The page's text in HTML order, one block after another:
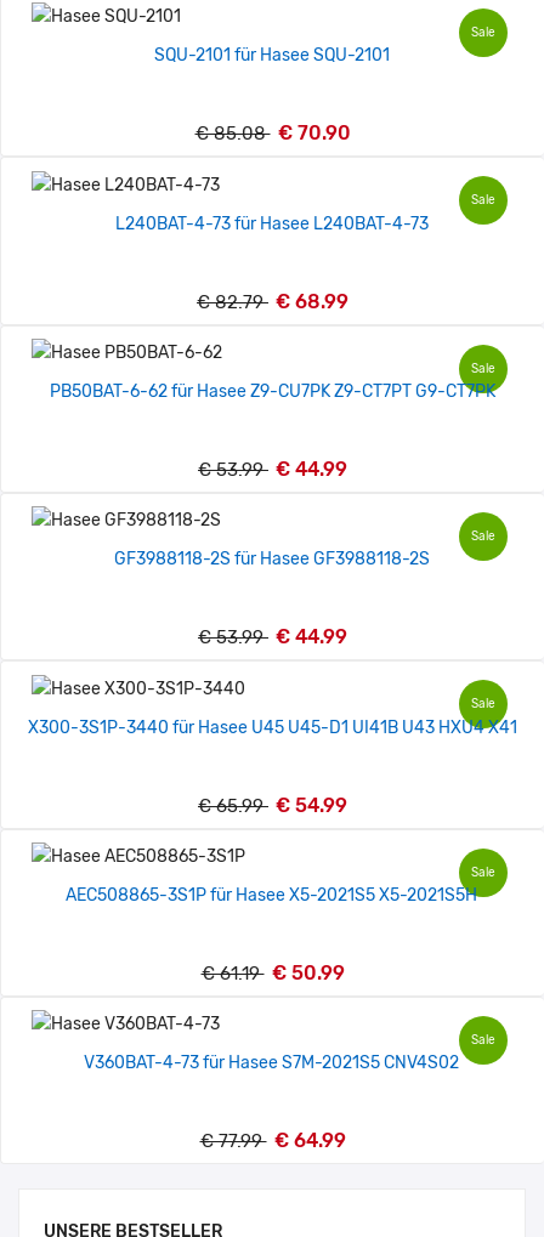
UNSERE BESTSELLER
Sale
SQU-2101 für Hasee SQU-2101
€ 85.08 € 70.90
Sale
L240BAT-4-73 für Hasee L240BAT-4-73
€ 82.79 € 68.99
Sale
PB50BAT-6-62 für Hasee Z9-CU7PK Z9-CT7PT G9-CT7PK
€ 53.99 € 44.99
Sale
GF3988118-2S für Hasee GF3988118-2S
€ 53.99 € 44.99
Sale
X300-3S1P-3440 für Hasee U45 U45-D1 UI41B U43 HXU4 X41
€ 65.99 € 54.99
Sale
AEC508865-3S1P für Hasee X5-2021S5 X5-2021S5H
€ 61.19 € 50.99
Sale
V360BAT-4-73 für Hasee S7M-2021S5 CNV4S02
€ 77.99 € 64.99